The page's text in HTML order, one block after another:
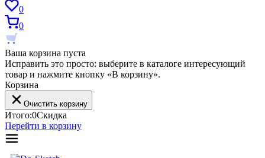
0
0
Ваша корзина пуста
Исправить это просто: выберите в каталоге интересующий
товар и нажмите кнопку «В корзину».
Корзина
Очистить корзину
Итого:0Скидка
Перейти в корзину